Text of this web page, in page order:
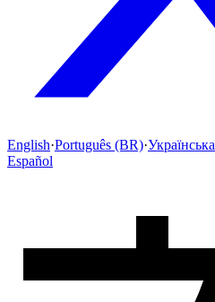
English·Português (BR)·Українська
Español